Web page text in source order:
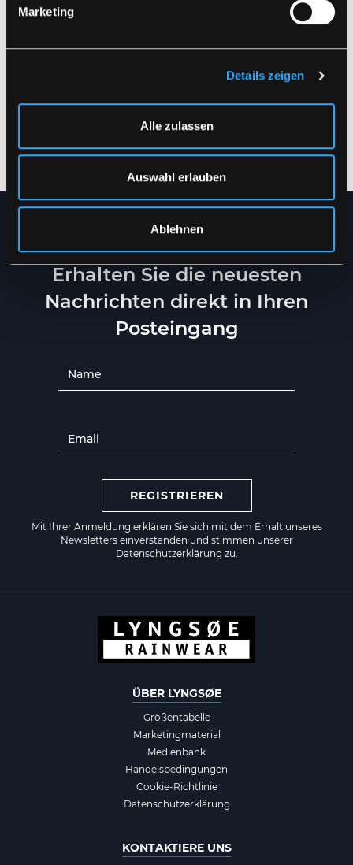
Marketing
Details zeigen
Alle zulassen
Auswahl erlauben
Ablehnen
XS - 4XL
QUALITÄT
XS - 4XL
Erhalten Sie die neuesten
Nachrichten direkt in Ihren
Posteingang
REGISTRIEREN
Mit Ihrer Anmeldung erklären Sie sich mit dem Erhalt unseres
Newsletters einverstanden und stimmen unserer
Datenschutzerklärung zu.
ÜBER LYNGSØE
Größentabelle
Marketingmaterial
Medienbank
Handelsbedingungen
Cookie-Richtlinie
Datenschutzerklärung
KONTAKTIERE UNS